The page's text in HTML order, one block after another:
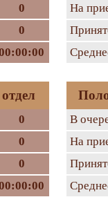
0
0
На
0
0
0
В
На